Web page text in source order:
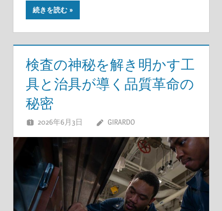
続きを読む
検査の神秘を解き明かす工
具と治具が導く品質革命の
秘密
2026年6月3日 GIRARDO